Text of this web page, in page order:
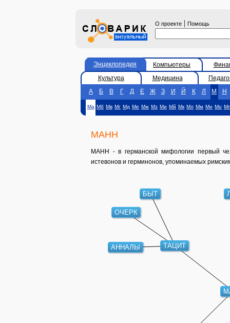
О проекте | Помощь
Энциклопедия Компьютеры
Культура
Медицина
А
Б В Г Д Е Ж З И Й К Л М Н
Ма Мб Мв Мг Мд Ме Мж Мз Ми Мй Мк Мл Мм Мн Мо Мп
МАНН
МАНН - в германской мифологии первый
истевонов и герминонов, упоминаемых
ТАЦИТ
АННАЛЫ
ОЧЕРК
БЫТ